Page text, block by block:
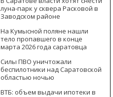
луна-парк у сквера Расковой в
Заводском районе
На Кумысной поляне нашли
тело пропавшего в конце
марта 2026 года саратовца
Силы ПВО уничтожали
беспилотники над Саратовской
областью ночью
ВТБ: объем выдачи ипотеки в